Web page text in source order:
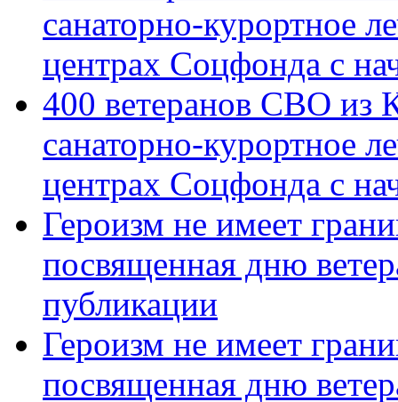
санаторно-курортное
центрах Соцфонда с
400 ветеранов СВО из
санаторно-курортное
центрах Соцфонда с
Героизм не имеет
посвященная дню
публикации
Героизм не имеет
посвященная дню